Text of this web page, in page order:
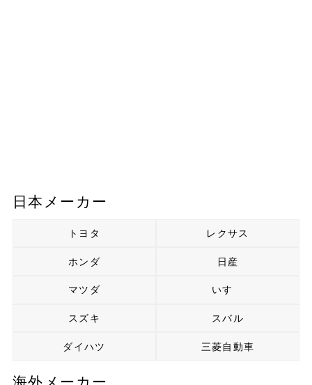
日本メーカー
トヨタ レクサス
ホンダ 日産
マツダ いすゞ
スズキ スバル
ダイハツ 三菱自動車